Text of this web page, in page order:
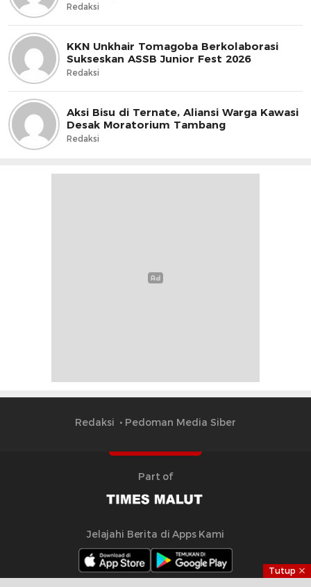
Redaksi
KKN Unkhair Tomagoba Berkolaborasi
Sukseskan ASSB Junior Fest 2026
Redaksi
Aksi Bisu di Ternate, Aliansi Warga Kawasi
Desak Moratorium Tambang
Redaksi
Redaksi Pedoman Media Siber
Part of
Jelajahi Berita di Apps Kami
Tutup